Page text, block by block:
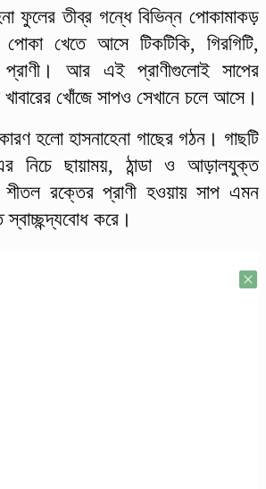
ফুলের তীব্র গন্ধে বিভিন্ন পোকামাকড়
খেতে আসে টিকটিকি, গিরগিটি,
আর এই প্রাণীগুলোই সাপের
খাবারের খোঁজে সাপও সেখানে চলে আসে।
হলো হাসনাহেনা গাছের গঠন। গাছটি
নিচে ছায়াময়, ঠান্ডা ও আড়ালযুক্ত
শীতল রক্তের প্রাণী হওয়ায় সাপ এমন
স্বাচ্ছন্দ্যবোধ করে।